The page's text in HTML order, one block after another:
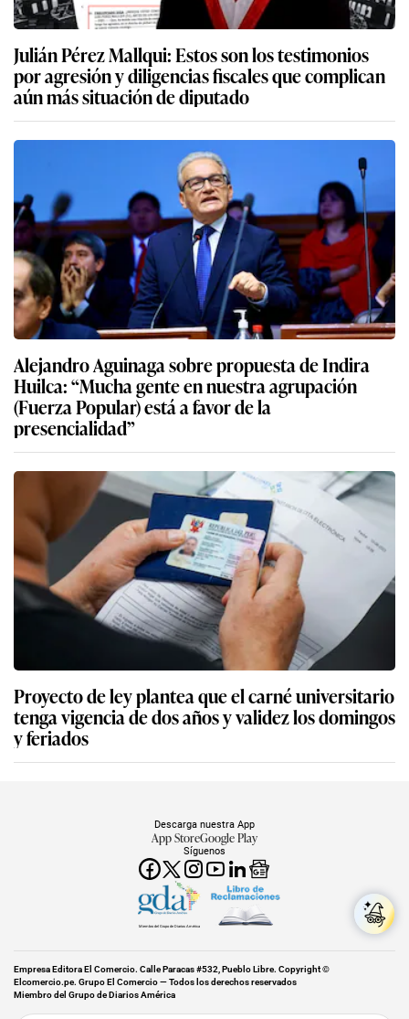
Julián Pérez Mallqui: Estos son los testimonios
por agresión y diligencias fiscales que complican
aún más situación de diputado
Alejandro Aguinaga sobre propuesta de Indira
Huilca: “Mucha gente en nuestra agrupación
(Fuerza Popular) está a favor de la
presencialidad”
Proyecto de ley plantea que el carné universitario
tenga vigencia de dos años y validez los domingos
y feriados
Síguenos
Descarga nuestra App
App StoreGoogle Play
Miembro del Grupo de Diarios América
Empresa Editora El Comercio. Calle Paracas #532, Pueblo Libre. Copyright ©
Elcomercio.pe. Grupo El Comercio — Todos los derechos reservados
Miembro del Grupo de Diarios América